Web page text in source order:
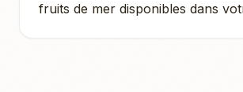
fruits de mer disponibles dans